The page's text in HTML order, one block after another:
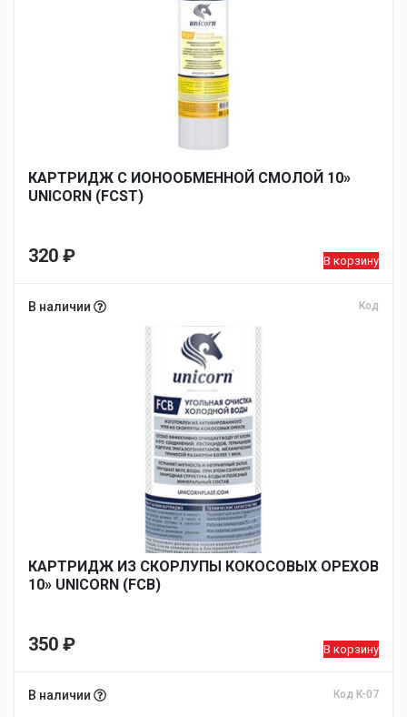
КАРТРИДЖ С ИОНООБМЕННОЙ СМОЛОЙ 10»
UNICORN (FCST)
320 ₽ В корзину
В наличии Код
КАРТРИДЖ ИЗ СКОРЛУПЫ КОКОСОВЫХ ОРЕХОВ
10» UNICORN (FCB)
350 ₽ В корзину
В наличии Код K-07